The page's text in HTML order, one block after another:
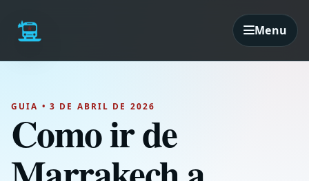
Menu
GUIA • 3 DE ABRIL DE 2026
Como ir de